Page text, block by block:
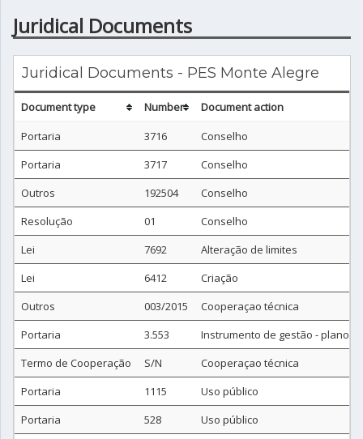
Juridical Documents
Juridical Documents - PES Monte Alegre
Document type Number
Document action
Portaria
3716
Conselho
Portaria
3717
Conselho
Outros
192504
Conselho
Resolução
01
Conselho
Lei
7692
Alteração de limites
Lei
6412
Criação
Outros
003/2015
Cooperaçao técnica
Portaria
3.553
Instrumento de gestão - plano
Termo de Cooperação
S/N
Cooperaçao técnica
Portaria
1115
Uso público
Portaria
528 Uso público